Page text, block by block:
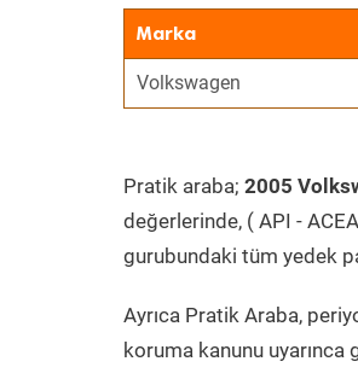
Marka
Volkswagen
Pratik araba; 2005
değerlerinde, ( API -
gurubundaki tüm yedek
Ayrıca Pratik Araba,
koruma kanunu uyarınca